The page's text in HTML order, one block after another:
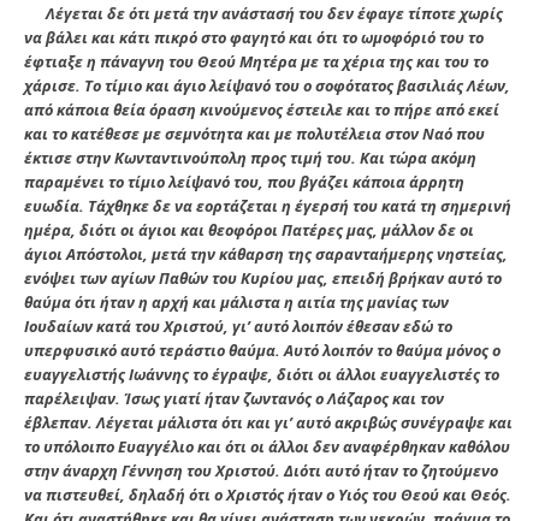
Λέγεται δε ότι μετά την ανάστασή του δεν έφαγε τίποτε χωρίς
να βάλει και κάτι πικρό στο φαγητό και ότι το ωμοφόριό του το
έφτιαξε η πάναγνη του Θεού Μητέρα με τα χέρια της και του το
χάρισε. Το τίμιο και άγιο λείψανό του ο σοφότατος βασιλιάς Λέων,
από κάποια θεία όραση κινούμενος έστειλε και το πήρε από εκεί
και το κατέθεσε με σεμνότητα και με πολυτέλεια στον Ναό που
έκτισε στην Κωνταντινούπολη προς τιμή του. Και τώρα ακόμη
παραμένει το τίμιο λείψανό του, που βγάζει κάποια άρρητη
ευωδία. Τάχθηκε δε να εορτάζεται η έγερσή του κατά τη σημερινή
ημέρα, διότι οι άγιοι και θεοφόροι Πατέρες μας, μάλλον δε οι
άγιοι Απόστολοι, μετά την κάθαρση της σαρανταήμερης νηστείας,
ενόψει των αγίων Παθών του Κυρίου μας, επειδή βρήκαν αυτό το
θαύμα ότι ήταν η αρχή και μάλιστα η αιτία της μανίας των
Ιουδαίων κατά του Χριστού, γι’ αυτό λοιπόν έθεσαν εδώ το
υπερφυσικό αυτό τεράστιο θαύμα. Αυτό λοιπόν το θαύμα μόνος ο
ευαγγελιστής Ιωάννης το έγραψε, διότι οι άλλοι ευαγγελιστές το
παρέλειψαν. Ίσως γιατί ήταν ζωντανός ο Λάζαρος και τον
έβλεπαν. Λέγεται μάλιστα ότι και γι’ αυτό ακριβώς συνέγραψε και
το υπόλοιπο Ευαγγέλιο και ότι οι άλλοι δεν αναφέρθηκαν καθόλου
στην άναρχη Γέννηση του Χριστού. Διότι αυτό ήταν το ζητούμενο
να πιστευθεί, δηλαδή ότι ο Χριστός ήταν ο Υιός του Θεού και Θεός.